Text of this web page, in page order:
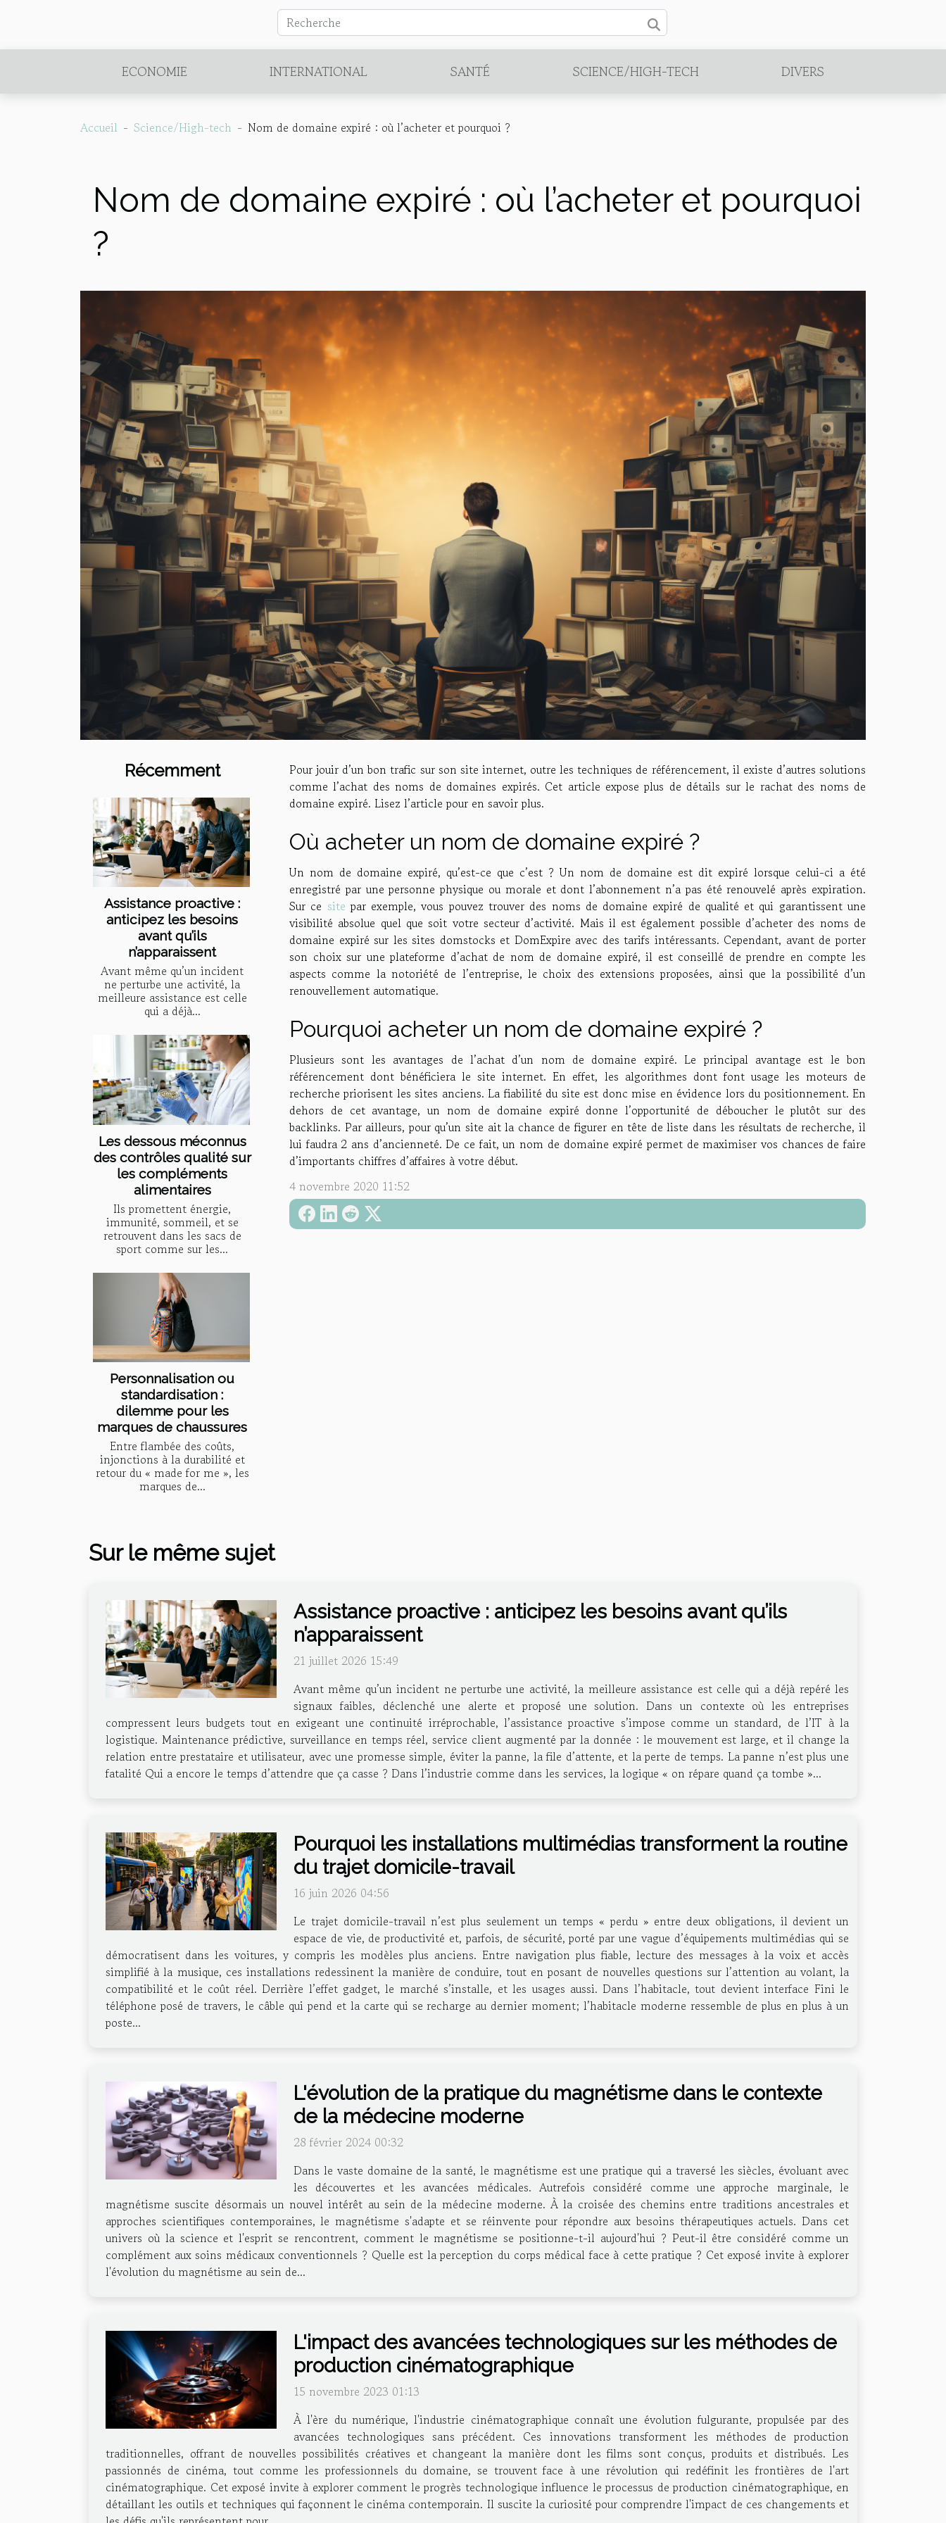
ECONOMIE INTERNATIONAL SANTÉ SCIENCE/HIGH-TECH DIVERS
Accueil Science/High-tech Nom de domaine expiré : où l’acheter et pourquoi ?
Nom de domaine expiré : où l’acheter et pourquoi
?
Récemment
Assistance proactive :
anticipez les besoins
avant qu’ils
n’apparaissent
Avant même qu’un incident
ne perturbe une activité, la
meilleure assistance est celle
qui a déjà...
Les dessous méconnus
des contrôles qualité sur
les compléments
alimentaires
Ils promettent énergie,
immunité, sommeil, et se
retrouvent dans les sacs de
sport comme sur les...
Personnalisation ou
standardisation :
dilemme pour les
marques de chaussures
Entre flambée des coûts,
injonctions à la durabilité et
retour du « made for me », les
marques de...
Pour jouir d’un bon trafic sur son site internet, outre les techniques de référencement, il existe d’autres solutions
comme l’achat des noms de domaines expirés. Cet article expose plus de détails sur le rachat des noms de
domaine expiré. Lisez l’article pour en savoir plus.
Où acheter un nom de domaine expiré ?
Un nom de domaine expiré, qu’est-ce que c’est ? Un nom de domaine est dit expiré lorsque celui-ci a été
enregistré par une personne physique ou morale et dont l’abonnement n’a pas été renouvelé après expiration.
Sur ce site par exemple, vous pouvez trouver des noms de domaine expiré de qualité et qui garantissent une
visibilité absolue quel que soit votre secteur d’activité. Mais il est également possible d’acheter des noms de
domaine expiré sur les sites domstocks et DomExpire avec des tarifs intéressants. Cependant, avant de porter
son choix sur une plateforme d’achat de nom de domaine expiré, il est conseillé de prendre en compte les
aspects comme la notoriété de l’entreprise, le choix des extensions proposées, ainsi que la possibilité d’un
renouvellement automatique.
Pourquoi acheter un nom de domaine expiré ?
Plusieurs sont les avantages de l’achat d’un nom de domaine expiré. Le principal avantage est le bon
référencement dont bénéficiera le site internet. En effet, les algorithmes dont font usage les moteurs de
recherche priorisent les sites anciens. La fiabilité du site est donc mise en évidence lors du positionnement. En
dehors de cet avantage, un nom de domaine expiré donne l’opportunité de déboucher le plutôt sur des
backlinks. Par ailleurs, pour qu’un site ait la chance de figurer en tête de liste dans les résultats de recherche, il
lui faudra 2 ans d’ancienneté. De ce fait, un nom de domaine expiré permet de maximiser vos chances de faire
d’importants chiffres d’affaires à votre début.
4 novembre 2020 11:52
Sur le même sujet
Assistance proactive : anticipez les besoins avant qu’ils
n’apparaissent
21 juillet 2026 15:49
Avant même qu’un incident ne perturbe une activité, la meilleure assistance est celle qui a déjà repéré les
signaux faibles, déclenché une alerte et proposé une solution. Dans un contexte où les entreprises
compressent leurs budgets tout en exigeant une continuité irréprochable, l’assistance proactive s’impose comme un standard, de l’IT à la
logistique. Maintenance prédictive, surveillance en temps réel, service client augmenté par la donnée : le mouvement est large, et il change la
relation entre prestataire et utilisateur, avec une promesse simple, éviter la panne, la file d’attente, et la perte de temps. La panne n’est plus une
fatalité Qui a encore le temps d’attendre que ça casse ? Dans l’industrie comme dans les services, la logique « on répare quand ça tombe »...
Pourquoi les installations multimédias transforment la routine
du trajet domicile-travail
16 juin 2026 04:56
Le trajet domicile-travail n’est plus seulement un temps « perdu » entre deux obligations, il devient un
espace de vie, de productivité et, parfois, de sécurité, porté par une vague d’équipements multimédias qui se
démocratisent dans les voitures, y compris les modèles plus anciens. Entre navigation plus fiable, lecture des messages à la voix et accès
simplifié à la musique, ces installations redessinent la manière de conduire, tout en posant de nouvelles questions sur l’attention au volant, la
compatibilité et le coût réel. Derrière l’effet gadget, le marché s’installe, et les usages aussi. Dans l’habitacle, tout devient interface Fini le
téléphone posé de travers, le câble qui pend et la carte qui se recharge au dernier moment; l’habitacle moderne ressemble de plus en plus à un
poste...
L'évolution de la pratique du magnétisme dans le contexte
de la médecine moderne
28 février 2024 00:32
Dans le vaste domaine de la santé, le magnétisme est une pratique qui a traversé les siècles, évoluant avec
les découvertes et les avancées médicales. Autrefois considéré comme une approche marginale, le
magnétisme suscite désormais un nouvel intérêt au sein de la médecine moderne. À la croisée des chemins entre traditions ancestrales et
approches scientifiques contemporaines, le magnétisme s'adapte et se réinvente pour répondre aux besoins thérapeutiques actuels. Dans cet
univers où la science et l'esprit se rencontrent, comment le magnétisme se positionne-t-il aujourd'hui ? Peut-il être considéré comme un
complément aux soins médicaux conventionnels ? Quelle est la perception du corps médical face à cette pratique ? Cet exposé invite à explorer
l'évolution du magnétisme au sein de...
L'impact des avancées technologiques sur les méthodes de
production cinématographique
15 novembre 2023 01:13
À l'ère du numérique, l'industrie cinématographique connaît une évolution fulgurante, propulsée par des
avancées technologiques sans précédent. Ces innovations transforment les méthodes de production
traditionnelles, offrant de nouvelles possibilités créatives et changeant la manière dont les films sont conçus, produits et distribués. Les
passionnés de cinéma, tout comme les professionnels du domaine, se trouvent face à une révolution qui redéfinit les frontières de l'art
cinématographique. Cet exposé invite à explorer comment le progrès technologique influence le processus de production cinématographique, en
détaillant les outils et techniques qui façonnent le cinéma contemporain. Il suscite la curiosité pour comprendre l'impact de ces changements et